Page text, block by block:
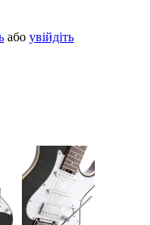
або увійдіть